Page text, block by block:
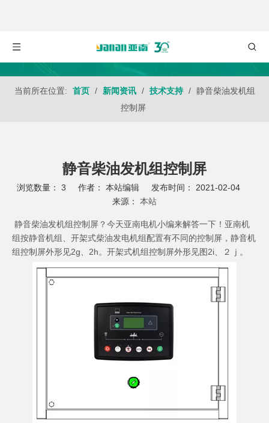
当前所在位置: 首页 / 新闻资讯 / 技术支持 / 静音柴油发机组
控制屏
静音柴油发机组控制屏
浏览数量： 3 作者： 本站编辑 发布时间： 2021-02-04
来源： 本站
["wechat","weibo","qzone","douban","email"]
静音柴油发机组控制屏？今天亚南电机小编来解答一下！亚南机
组按静音机组、开架式柴油发电机组配置有不同的控制屏，静音机
组控制屏外形见2g、2h。开架式机组控制屏外形见图2i、２ｊ。